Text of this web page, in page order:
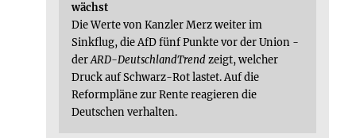
wächst
Die Werte von Kanzler Merz weiter im
Sinkflug, die AfD fünf Punkte vor der Union -
derARD-DeutschlandTrendzeigt, welcher
Druck auf Schwarz-Rot lastet. Auf die
Reformpläne zur Rente reagieren die
Deutschen verhalten.